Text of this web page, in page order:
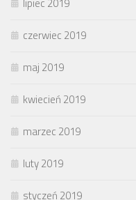
czerwiec 2019
maj 2019
kwiecień 2019
marzec 2019
luty 2019
styczeń 2019